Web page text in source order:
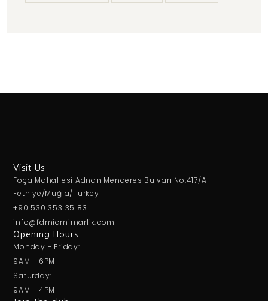
Visit Us
Foça Mahallesi Adnan Menderes Bulvarı No:417/A
Fethiye/Muğla/Turkey
+90 530 353 35 83
info@fdmicmimarlik.com
Opening Hours
Monday - Friday:
9AM - 6PM
Saturday:
9AM - 4PM